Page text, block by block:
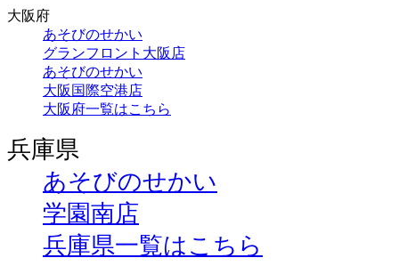
大阪府
あそびのせかい
グランフロント大阪店
あそびのせかい
大阪国際空港店
大阪府一覧はこちら
兵庫県
あそびのせかい
学園南店
兵庫県一覧はこちら